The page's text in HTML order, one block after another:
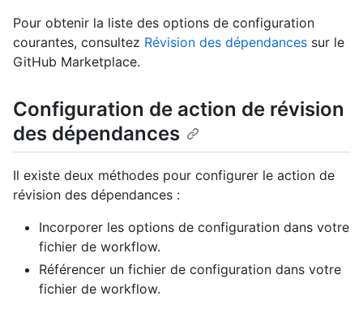
Pour obtenir la liste des options de configuration
courantes, consultez Révision des dépendances sur le
GitHub Marketplace.
Configuration de action de révision
des dépendances
Il existe deux méthodes pour configurer le action de
révision des dépendances :
Incorporer les options de configuration dans votre
fichier de workflow.
Référencer un fichier de configuration dans votre
fichier de workflow.